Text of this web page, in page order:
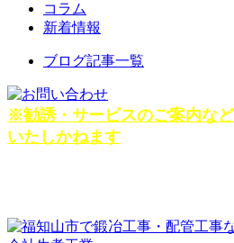
コラム
新着情報
ブログ記事一覧
※勧誘・サービスのご案内な
いたしかねます